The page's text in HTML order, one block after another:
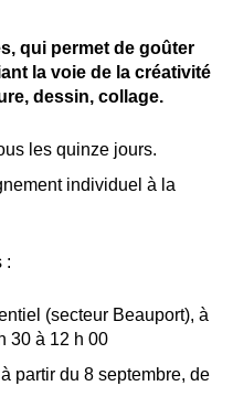
qui permet de goûter
la voie de la créativité
dessin, collage.
les quinze jours.
individuel à la
:
(secteur Beauport), à
30 à 12 h 00
partir du 8 septembre, de